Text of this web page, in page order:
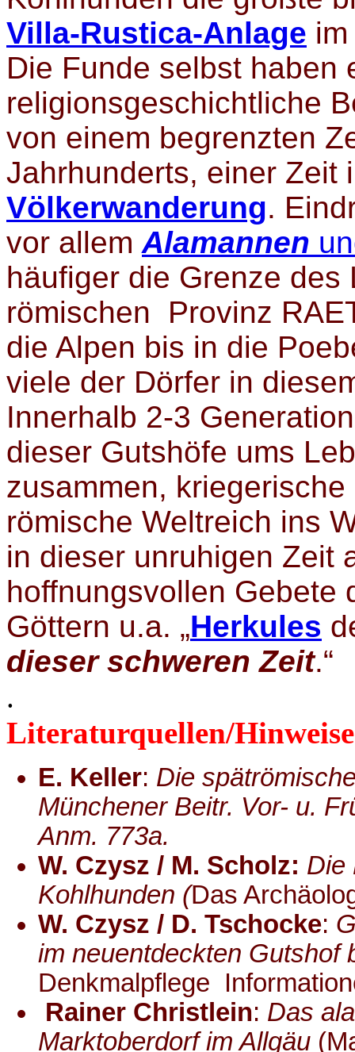
Villa-Rustica-Anlage
Die Funde selbst haben
religionsgeschichtliche
von einem begrenzten
Jahrhunderts, einer Zeit
Völkerwanderung.
vor allem Alamannen
häufiger die Grenze
römischen Provinz
die Alpen bis in die
viele der Dörfer in
Innerhalb 2-3
dieser Gutshöfe ums
zusammen,
römische Weltreich ins
in dieser unruhigen Zeit
hoffnungsvollen Gebete
Göttern u.a. „Herkules
dieser schweren Zeit.“
.
Literaturquellen/
E. Keller: Die
Münchener Beitr. Vor- u.
Anm. 773a.
W. Czysz / M. Scholz: Die
Kohlhunden (Das
W. Czysz / D. Tschocke:
im neuentdeckten Gutshof
Denkmalpflege
Rainer Christlein: Das
Marktoberdorf im Allgäu